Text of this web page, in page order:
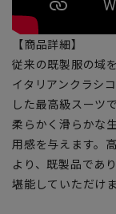
【商品詳細】
従来の既製服の域
イタリアンクラシ
した最高級スーツ
柔らかく滑らかな
用感を与えます。
より、既製品であ
堪能していただけま